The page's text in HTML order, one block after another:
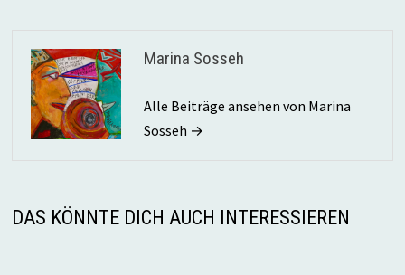
Marina Sosseh
Alle Beiträge ansehen von Marina
Sosseh →
DAS KÖNNTE DICH AUCH INTERESSIEREN